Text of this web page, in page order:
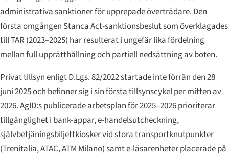
administrativa sanktioner för upprepade överträdare. Den
första omgången Stanca Act-sanktionsbeslut som överklagades
till TAR (2023–2025) har resulterat i ungefär lika fördelning
mellan full upprätthållning och partiell nedsättning av boten.
Privat tillsyn enligt D.Lgs. 82/2022 startade inte förrän den 28
juni 2025 och befinner sig i sin första tillsynscykel per mitten av
2026. AgID:s publicerade arbetsplan för 2025–2026 prioriterar
tillgänglighet i bank-appar, e-handelsutcheckning,
självbetjäningsbiljettkiosker vid stora transportknutpunkter
(Trenitalia, ATAC, ATM Milano) samt e-läsarenheter placerade på